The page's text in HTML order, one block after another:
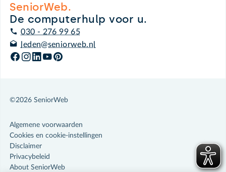
SeniorWeb.
De computerhulp voor u.
030 - 276 99 65
leden@seniorweb.nl
©2026 SeniorWeb
Algemene voorwaarden
Cookies en cookie-instellingen
Disclaimer
Privacybeleid
About SeniorWeb